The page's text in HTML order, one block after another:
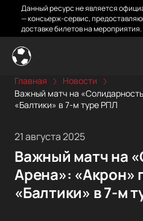
Данный ресурс не является
— консьерж-сервис,
доставке билетов на мероприятия.
Главная
Новости
Важный матч на
«Балтики» в 7-м туре РПЛ
21 августа 2025
Важный матч на
Арена»: «Акрон»
«Балтики» в 7-м